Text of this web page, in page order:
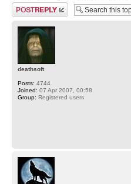
Post a reply
deathsoft
Posts: 4744
Joined: 07 Apr 2007, 00:58
Group: Registered users